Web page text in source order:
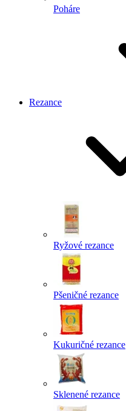
Poháre
Rezance
Ryžové rezance
Pšeničné rezance
Kukuričné rezance
Sklenené rezance